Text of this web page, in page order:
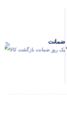
ضمانت
یک روز ضمانت بازگشت کالا